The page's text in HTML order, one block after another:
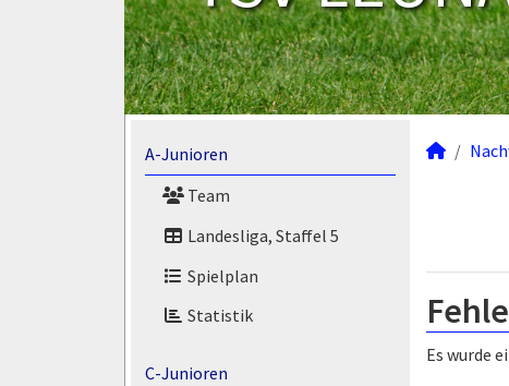
A-Junioren
Team
Landesliga, Staffel 5
Spielplan
Statistik
C-Junioren
Es wurde